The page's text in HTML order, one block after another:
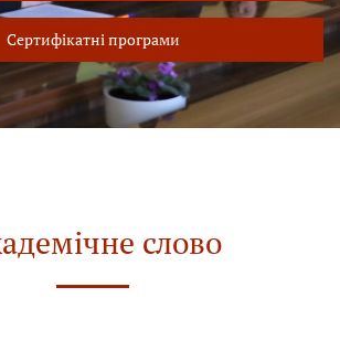
Сертифікатні програми
слово